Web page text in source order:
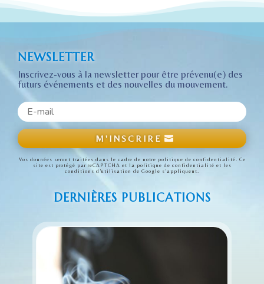
NEWSLETTER
Inscrivez-vous à la newsletter pour être prévenu(e) des
futurs événements et des nouvelles du mouvement.
M'INSCRIRE
Vos données seront traitées dans le cadre de notre politique de confidentialité. Ce
site est protégé par reCAPTCHA et la politique de confidentialité et les
conditions d’utilisation de Google s’appliquent.
DERNIÈRES PUBLICATIONS